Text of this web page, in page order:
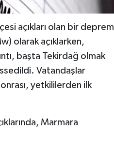
açıkları olan bir deprem
olarak açıklarken,
başta Tekirdağ olmak
Vatandaşlar
yetkililerden ilk
Marmara